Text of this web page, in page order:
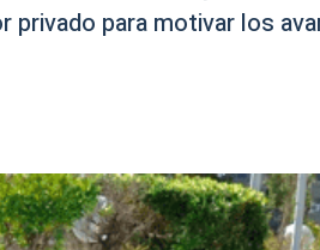
para motivar los